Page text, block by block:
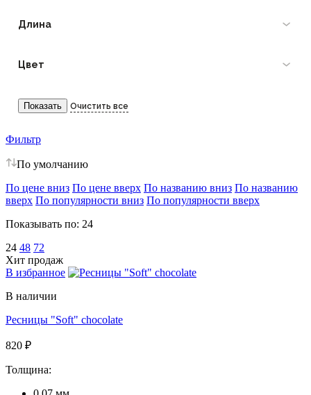
Длина
Цвет
Фильтр
По умолчанию
По цене вниз По цене вверх По названию вниз По названию
вверх По популярности вниз По популярности вверх
Показывать по: 24
24 48 72
Хит продаж
В избранное
В наличии
Ресницы "Soft" chocolate
820 ₽
Толщина: